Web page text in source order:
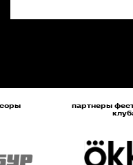
партнеры